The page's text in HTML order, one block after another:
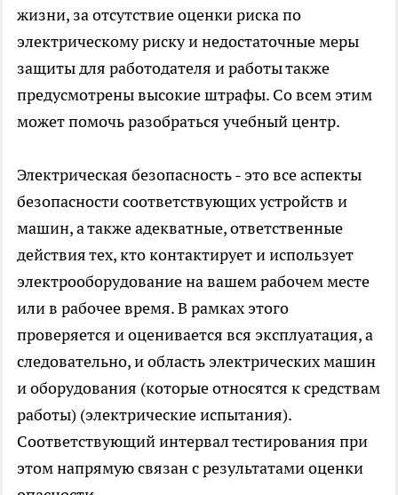
жизни, за отсутствие оценки риска по
электрическому риску и недостаточные меры
защиты для работодателя и работы также
предусмотрены высокие штрафы. Со всем этим
может помочь разобратьсяучебный центр.
Электрическая безопасность - это все аспекты
безопасности соответствующих устройств и
машин, а также адекватные, ответственные
действия тех, кто контактирует и использует
электрооборудование на вашем рабочем месте
или в рабочее время. В рамках этого
проверяется и оценивается вся эксплуатация, а
следовательно, и область электрических машин
и оборудования (которые относятся к средствам
работы) (электрические испытания).
Соответствующий интервал тестирования при
этом напрямую связан с результатами оценки